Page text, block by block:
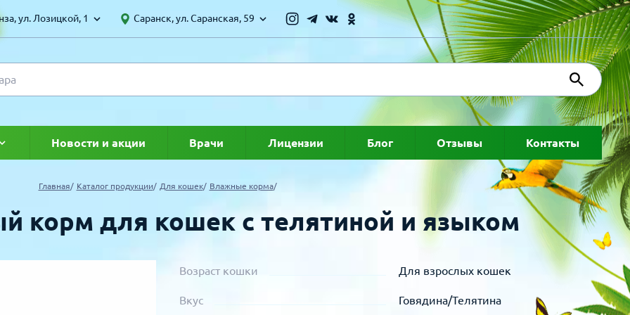
ул. Лозицкой, 1 Саранск, ул. Саранская, 59
Новости и акции Врачи Лицензии Блог Отзывы Контакты
Главная Каталог продукции Для кошек Влажные корма
корм для кошек с телятиной и языком
Возраст кошки Для взрослых кошек
Вкус Говядина/Телятина